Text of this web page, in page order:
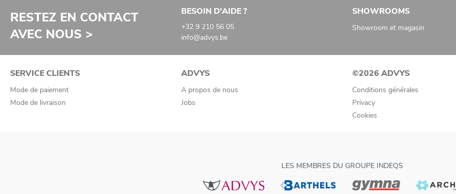
RESTEZ EN CONTACT
AVEC NOUS >
BESOIN D'AIDE ?
+32 9 210 56 05
info@advys.be
SHOWROOMS
Showroom et magasin
SERVICE CLIENTS
Mode de paiement
Mode de livraison
ADVYS
A propos de nous
Jobs
©2026 ADVYS
Conditions générales
Privacy
Cookies
LES MEMBRES DU GROUPE INDEQS